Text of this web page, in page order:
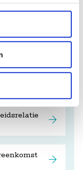
Juristen